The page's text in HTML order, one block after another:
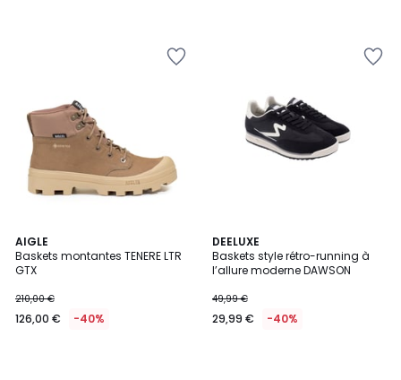
AIGLE
Baskets montantes TENERE LTR
GTX
210,00 €
126,00 € -40%
DEELUXE
Baskets style rétro-running à
l’allure moderne DAWSON
49,99 €
29,99 € -40%